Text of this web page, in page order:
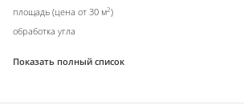
площадь (цена от 30 м2)
обработка угла
Показать полный список